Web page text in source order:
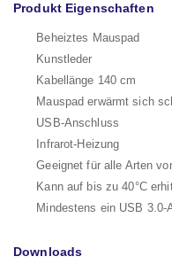
Produkt Eigenschaften
Beheiztes Mauspad
Kunstleder
Kabellänge 140 cm
Mauspad erwärmt sich
USB-Anschluss
Infrarot-Heizung
Geeignet für alle Arten
Kann auf bis zu 40°C
Mindestens ein USB
Downloads